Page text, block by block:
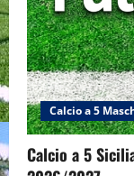
Calcio a 5
Calcio a 5